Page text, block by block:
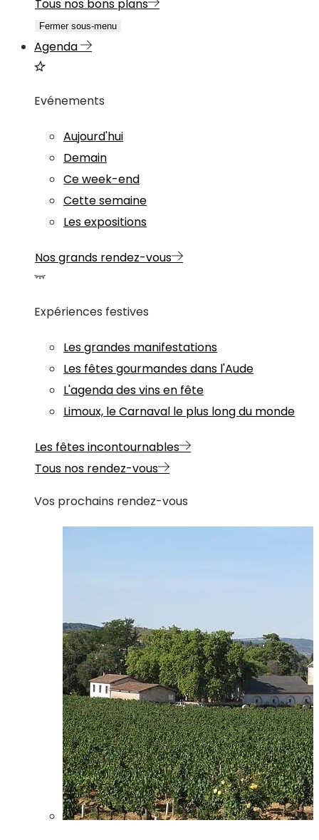
Tous nos bons plans
Fermer sous-menu
Agenda
Evénements
Aujourd'hui
Demain
Ce week-end
Cette semaine
Les expositions
Nos grands rendez-vous
Expériences festives
Les grandes manifestations
Les fêtes gourmandes dans l'Aude
L'agenda des vins en fête
Limoux, le Carnaval le plus long du monde
Les fêtes incontournables
Tous nos rendez-vous
Vos prochains rendez-vous